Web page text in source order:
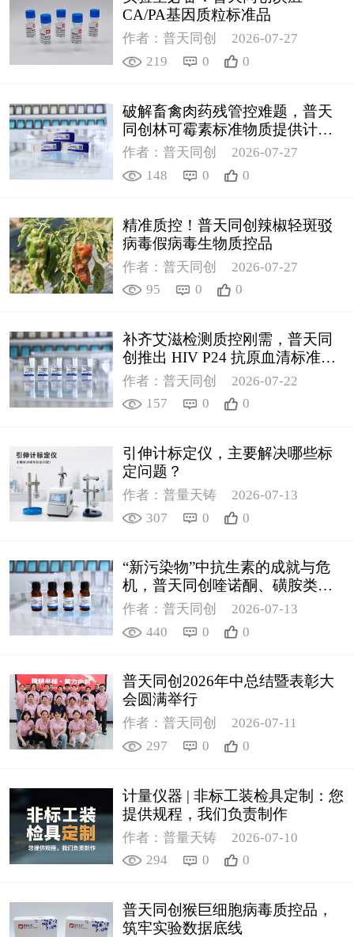
CA/PA基因质粒标准品
作者：普天同创
2026-07-27
219
0 0
破解畜禽肉药残管控难题，普天
同创林可霉素标准物质提供计量
支撑
作者：普天同创
2026-07-27
148
0 0
精准质控！普天同创辣椒轻斑驳
病毒假病毒生物质控品
作者：普天同创
2026-07-27
95
0 0
补齐艾滋检测质控刚需，普天同
创推出 HIV P24 抗原血清标准物
质
作者：普天同创
2026-07-22
157
0 0
引伸计标定仪，主要解决哪些标
定问题？
作者：普量天铸
2026-07-13
307
0 0
“新污染物”中抗生素的成就与危
机，普天同创喹诺酮、磺胺类质
控新品筑牢环境安全防线
作者：普天同创
2026-07-13
440
0 0
普天同创2026年中总结暨表彰大
会圆满举行
作者：普天同创
2026-07-11
297
0 0
计量仪器 | 非标工装检具定制：您
提供规程，我们负责制作
作者：普量天铸
2026-07-10
294
0 0
普天同创猴巨细胞病毒质控品，
筑牢实验数据底线